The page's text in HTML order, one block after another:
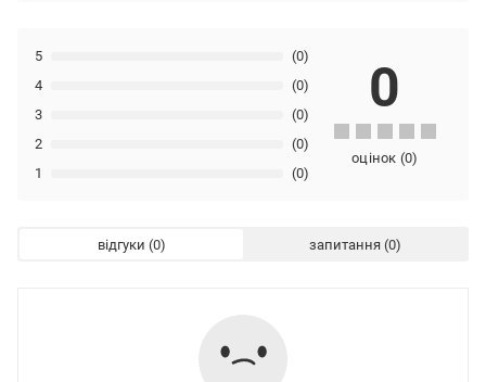
1 (0)
2 (0)
3 (0)
4 (0)
5 (0)
0
оцінок (0)
відгуки запитання